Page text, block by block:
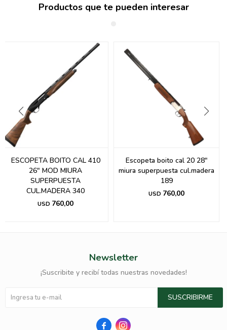
Productos que te pueden interesar
ESCOPETA BOITO CAL 410
26" MOD MIURA
SUPERPUESTA
CUL.MADERA 340
USD 760,00
Escopeta boito cal 20 28"
miura superpuesta cul.madera
189
USD 760,00
Newsletter
¡Suscribite y recibí todas nuestras novedades!
SUSCRIBIRME
 